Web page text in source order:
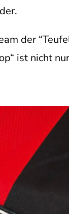
der
ist nicht